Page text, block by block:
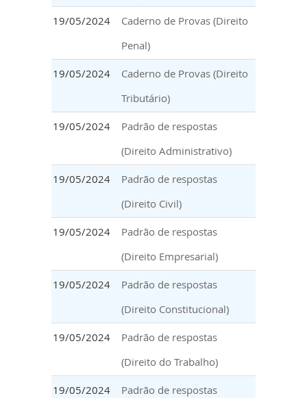
19/05/2024
Caderno de Provas (Direito
Penal)
19/05/2024
Caderno de Provas (Direito
Tributário)
19/05/2024
Padrão de respostas
(Direito Administrativo)
19/05/2024
Padrão de respostas
(Direito Civil)
19/05/2024
Padrão de respostas
(Direito Empresarial)
19/05/2024
Padrão de respostas
(Direito Constitucional)
19/05/2024
Padrão de respostas
(Direito do Trabalho)
19/05/2024
Padrão de respostas